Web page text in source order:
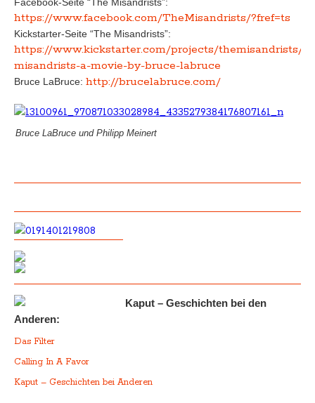
https://www.facebook.com/TheMisandrists/?fref=ts
Kickstarter-Seite “The Misandrists”:
https://www.kickstarter.com/projects/themisandrists/
misandrists-a-movie-by-bruce-labruce
Bruce LaBruce: http://brucelabruce.com/
Bruce LaBruce und Philipp Meinert
Kaput – Geschichten bei den
Anderen:
Das Filter
Calling In A Favor
Kaput – Geschichten bei Anderen